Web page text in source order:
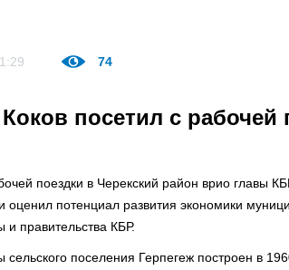
74
Коков посетил с
поездки в Черекский район врио главы
оценил потенциал развития экономики
и правительства КБР.
сельского поселения Герпегеж построен в